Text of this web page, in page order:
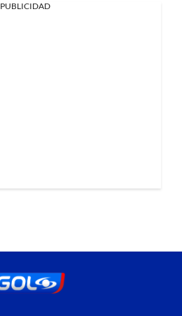
PUBLICIDAD